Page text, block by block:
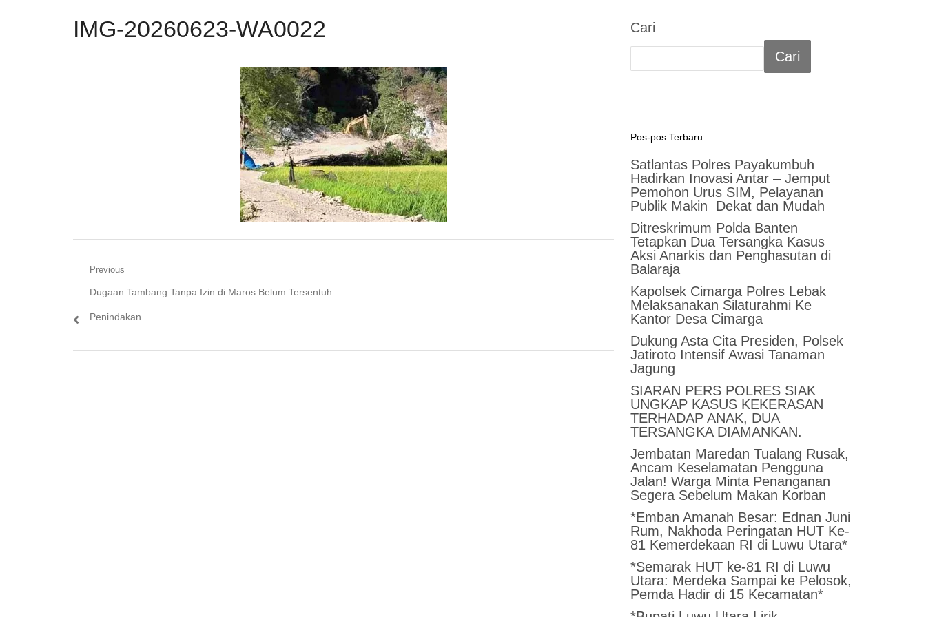
IMG-20260623-WA0022
Navigasi
pos
Previous
Previous
post:
Dugaan Tambang Tanpa Izin di Maros Belum Tersentuh
Penindakan
Cari
Cari
Pos-pos Terbaru
Satlantas Polres Payakumbuh
Hadirkan Inovasi Antar – Jemput
Pemohon Urus SIM, Pelayanan
Publik Makin Dekat dan Mudah
Ditreskrimum Polda Banten
Tetapkan Dua Tersangka Kasus
Aksi Anarkis dan Penghasutan di
Balaraja
Kapolsek Cimarga Polres Lebak
Melaksanakan Silaturahmi Ke
Kantor Desa Cimarga
Dukung Asta Cita Presiden, Polsek
Jatiroto Intensif Awasi Tanaman
Jagung
SIARAN PERS POLRES SIAK
UNGKAP KASUS KEKERASAN
TERHADAP ANAK, DUA
TERSANGKA DIAMANKAN.
Jembatan Maredan Tualang Rusak,
Ancam Keselamatan Pengguna
Jalan! Warga Minta Penanganan
Segera Sebelum Makan Korban
*Emban Amanah Besar: Ednan Juni
Rum, Nakhoda Peringatan HUT Ke-
81 Kemerdekaan RI di Luwu Utara*
*Semarak HUT ke-81 RI di Luwu
Utara: Merdeka Sampai ke Pelosok,
Pemda Hadir di 15 Kecamatan*